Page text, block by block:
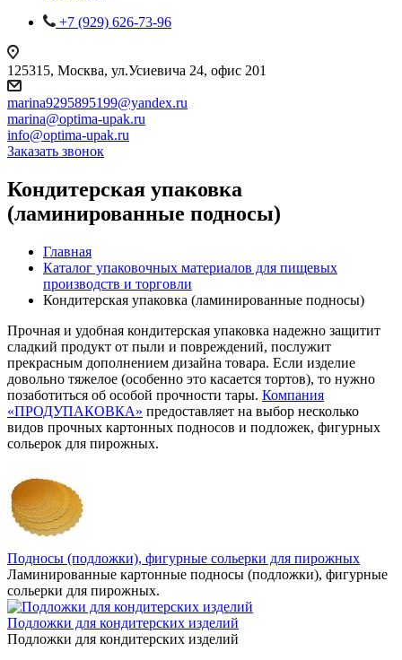
+7 (929) 626-73-96
125315, Москва, ул.Усиевича 24, офис 201
marina9295895199@yandex.ru
marina@optima-upak.ru
info@optima-upak.ru
Заказать звонок
Кондитерская упаковка
(ламинированные подносы)
Главная
Каталог упаковочных материалов для пищевых
производств и торговли
Кондитерская упаковка (ламинированные подносы)
Прочная и удобная кондитерская упаковка надежно защитит
сладкий продукт от пыли и повреждений, послужит
прекрасным дополнением дизайна товара. Если изделие
довольно тяжелое (особенно это касается тортов), то нужно
позаботиться об особой прочности тары. Компания
«ПРОДУПАКОВКА» предоставляет на выбор несколько
видов прочных картонных подносов и подложек, фигурных
сольерок для пирожных.
Подносы (подложки), фигурные сольерки для пирожных
Ламинированные картонные подносы (подложки), фигурные
сольерки для пирожных.
Подложки для кондитерских изделий
Подложки для кондитерских изделий